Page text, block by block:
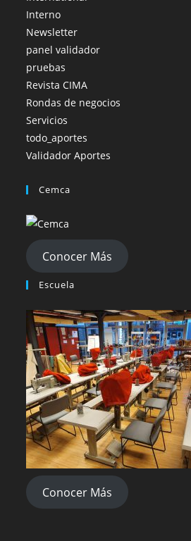
Interno
Newsletter
panel validador
pruebas
Revista CIMA
Rondas de negocios
Servicios
todo_aportes
Validador Aportes
Cemca
Conocer Más
Escuela
Conocer Más